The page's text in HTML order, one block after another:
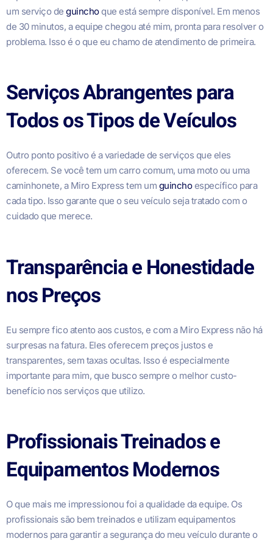
um serviço de guinchoque está sempre disponível. Em menos
de 30 minutos, a equipe chegou até mim, pronta para resolver o
problema. Isso é o que eu chamo de atendimento de primeira.
Serviços Abrangentes para
Todos os Tipos de Veículos
Outro ponto positivo é a variedade de serviços que eles
oferecem. Se você tem um carro comum, uma moto ou uma
caminhonete, a Miro Express tem um guinchoespecífico para
cada tipo. Isso garante que o seu veículo seja tratado com o
cuidado que merece.
Transparência e Honestidade
nos Preços
Eu sempre fico atento aos custos, e com a Miro Express não há
surpresas na fatura. Eles oferecem preços justos e
transparentes, sem taxas ocultas. Isso é especialmente
importante para mim, que busco sempre o melhor custo-
benefício nos serviços que utilizo.
Profissionais Treinados e
Equipamentos Modernos
O que mais me impressionou foi a qualidade da equipe. Os
profissionais são bem treinados e utilizam equipamentos
modernos para garantir a segurança do meu veículo durante o